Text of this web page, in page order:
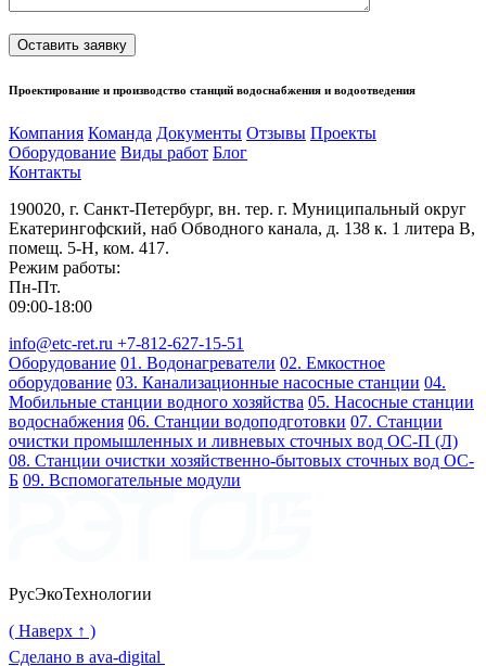
Оставить заявку
Проектирование и производство станций водоснабжения и водоотведения
Компания Команда Документы Отзывы Проекты
Оборудование Виды работ Блог
Контакты
190020, г. Санкт-Петербург, вн. тер. г. Муниципальный округ
Екатерингофский, наб Обводного канала, д. 138 к. 1 литера В,
помещ. 5-Н, ком. 417.
Режим работы:
Пн-Пт.
09:00-18:00
info@etc-ret.ru +7-812-627-15-51
Оборудование 01. Водонагреватели 02. Емкостное
оборудование 03. Канализационные насосные станции 04.
Мобильные станции водного хозяйства 05. Насосные станции
водоснабжения 06. Станции водоподготовки 07. Станции
очистки промышленных и ливневых сточных вод ОС-П (Л)
08. Станции очистки хозяйственно-бытовых сточных вод ОС-
Б 09. Вспомогательные модули
РусЭкоТехнологии
( Наверх ↑ )
Сделано в ava-digital